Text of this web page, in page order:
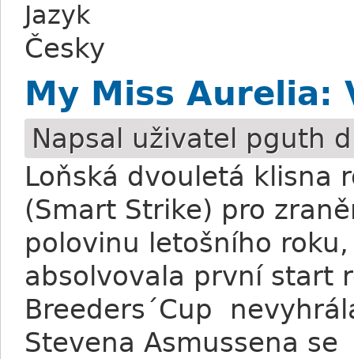
Jazyk
Česky
My Miss Aurelia:
Napsal uživatel pguth
Loňská dvouletá klisna
(Smart Strike) pro
polovinu letošního
absolvovala první start
Breeders´Cup
Stevena Asmussena